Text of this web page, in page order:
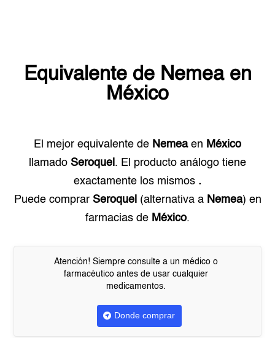
Equivalente de Nemeaen
México
El mejor equivalente de Nemeaen México
llamado Seroquel . El producto análogo tiene
exactamente los mismos .
Puede comprar Seroquel (alternativa a Nemea) en
farmacias de México.
Atención! Siempre consulte a un médico o
farmacéutico antes de usar cualquier
medicamentos.
Donde comprar